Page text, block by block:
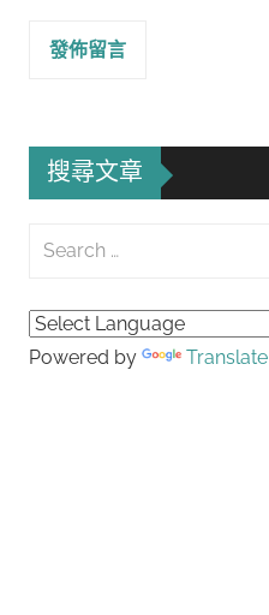
搜尋文章
Search
Powered by Translate